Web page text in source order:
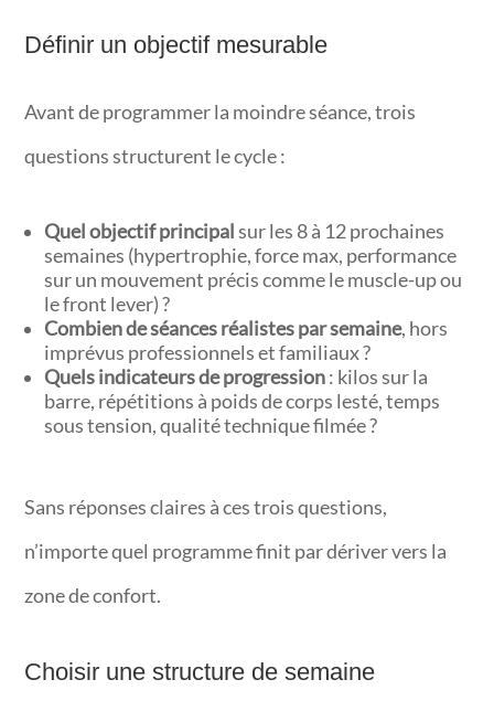
Définir un objectif mesurable
Avant de programmer la moindre séance, trois
questions structurent le cycle :
Quel objectif principalsur les 8 à 12 prochaines
semaines (hypertrophie, force max, performance
sur un mouvement précis comme le muscle-up ou
le front lever) ?
Combien de séances réalistes par semaine, hors
imprévus professionnels et familiaux ?
Quels indicateurs de progression: kilos sur la
barre, répétitions à poids de corps lesté, temps
sous tension, qualité technique filmée ?
Sans réponses claires à ces trois questions,
n’importe quel programme finit par dériver vers la
zone de confort.
Choisir une structure de semaine